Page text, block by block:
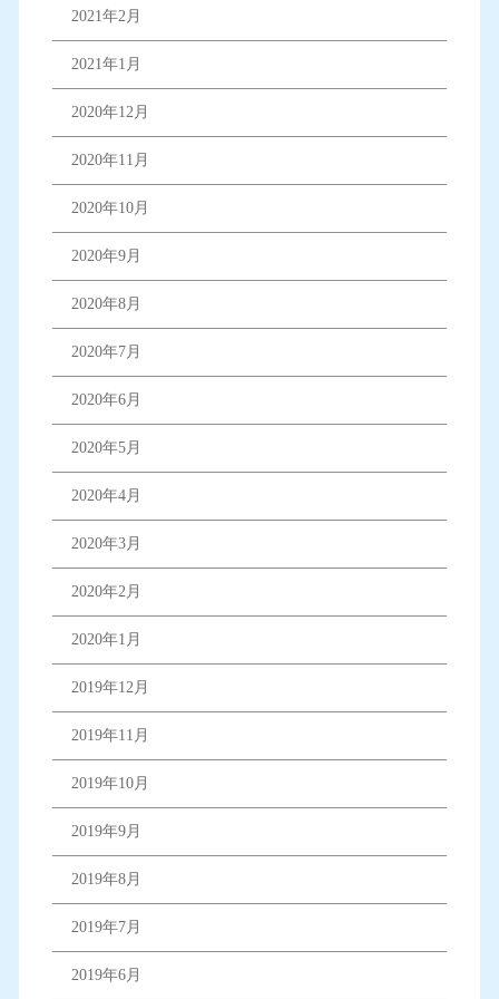
2021年2月
2021年1月
2020年12月
2020年11月
2020年10月
2020年9月
2020年8月
2020年7月
2020年6月
2020年5月
2020年4月
2020年3月
2020年2月
2020年1月
2019年12月
2019年11月
2019年10月
2019年9月
2019年8月
2019年7月
2019年6月